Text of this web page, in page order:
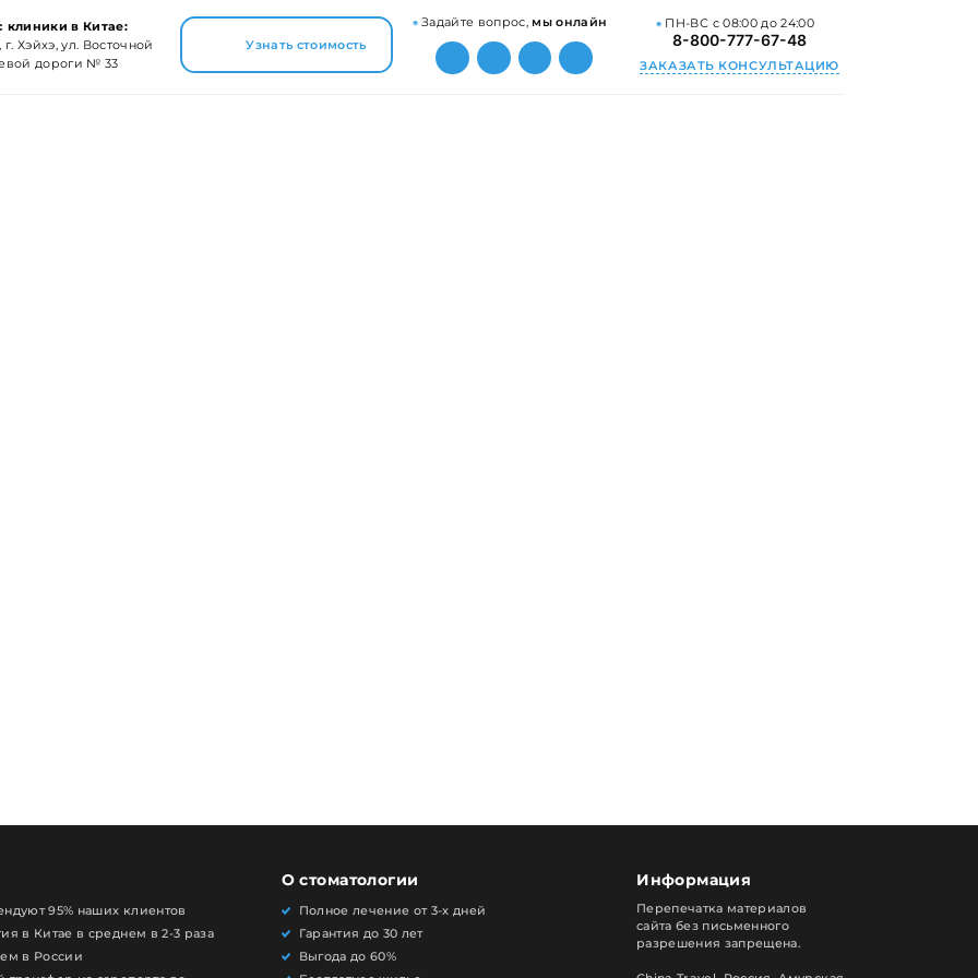
клиники в Китае:
г. Хэйхэ, ул. Восточной
дороги № 33
Узнать стоимость
Задайте вопрос, мы онлайн ПН-ВС с 08:00 до 24:00
8-800-777-67-48
ЗАКАЗАТЬ КОНСУЛЬТАЦИЮ
95% наших клиентов
в Китае в среднем в 2-3 раза
в России
О стоматологии
Полное лечение от 3-х дней
Гарантия до 30 лет
Выгода до 60%
Информация
Перепечатка материалов
сайта без письменного
разрешения запрещена.